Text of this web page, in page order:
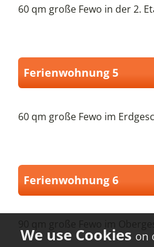
60 qm große Fewo in der 2.
Ferienwohnung 5
60 qm große Fewo im
Ferienwohnung 6
on